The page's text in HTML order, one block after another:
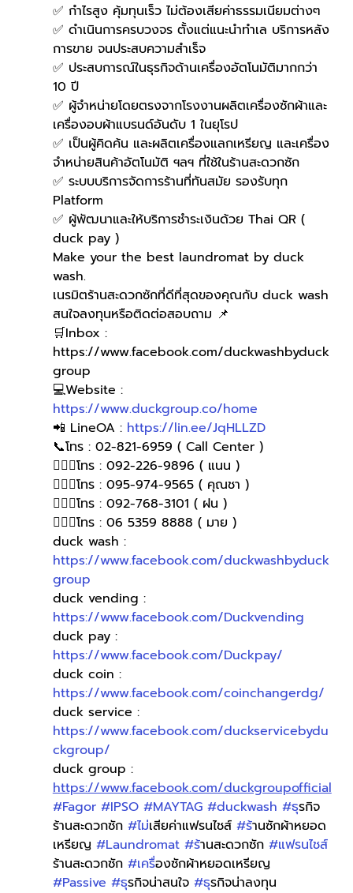
✅ กำไรสูง คุ้มทุนเร็ว ไม่ต้องเสียค่าธรรมเนียมต่างๆ
✅ ดำเนินการครบวงจร ตั้งแต่แนะนำทำเล บริการหลัง
การขาย จนประสบความสำเร็จ
✅ ประสบการณ์ในธุรกิจด้านเครื่องอัตโนมัติมากกว่า
10 ปี
✅ ผู้จำหน่ายโดยตรงจากโรงงานผลิตเครื่องซักผ้าและ
เครื่องอบผ้าแบรนด์อันดับ 1 ในยุโรป
✅ เป็นผู้คิดค้น และผลิตเครื่องแลกเหรียญ และเครื่อง
จำหน่ายสินค้าอัตโนมัติ ฯลฯ ที่ใช้ในร้านสะดวกซัก
✅ ระบบบริการจัดการร้านที่ทันสมัย รองรับทุก
Platform
✅ ผู้พัฒนาและให้บริการชำระเงินด้วย Thai QR (
duck pay )
Make your the best laundromat by duck
wash.
เนรมิตร้านสะดวกซักที่ดีที่สุดของคุณกับ duck wash
สนใจลงทุนหรือติดต่อสอบถาม 📌
🛒Inbox :
https://www.facebook.com/duckwashbyduck
group
💻Website :
https://www.duckgroup.co/home
📲 LineOA : https://lin.ee/JqHLLZD
📞โทร : 02-821-6959 ( Call Center )
🙋🏻‍♀️โทร : 092-226-9896 ( แนน )
🙋🏻‍♀โทร : 095-974-9565 ( คุณชา )
🙋🏻‍♀โทร : 092-768-3101 ( ฝน )
🙋🏻‍♀️โทร : 06 5359 8888 ( มาย )
duck wash :
https://www.facebook.com/duckwashbyduck
group
duck vending :
https://www.facebook.com/Duckvending
duck pay :
https://www.facebook.com/Duckpay/
duck coin :
https://www.facebook.com/coinchangerdg/
duck service :
https://www.facebook.com/duckservicebydu
ckgroup/
duck group :
https://www.facebook.com/duckgroupofficial
#Fagor #IPSO #MAYTAG #duckwash #ธุรกิจ
ร้านสะดวกซัก #ไม่เสียค่าแฟรนไชส์ #ร้านซักผ้าหยอด
เหรียญ #Laundromat #ร้านสะดวกซัก #แฟรนไชส์
ร้านสะดวกซัก #เครื่องซักผ้าหยอดเหรียญ
#Passive #ธุรกิจน่าสนใจ #ธุรกิจน่าลงทุน